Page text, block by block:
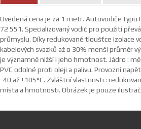
Uvedená cena je za 1 metr. Autovodiče typu
72 551. Specializovaný vodič pro použití
průmyslu. Díky redukované tloušťce izolace
kabelových svazků až o 30% menší průměr
je významně nižší i jeho hmotnost. Jádro :
PVC odolné proti oleji a palivu. Provozní
-40 až +105°C. Zvláštní vlastnosti :
místa a hmotnosti. Obrázek je pouze